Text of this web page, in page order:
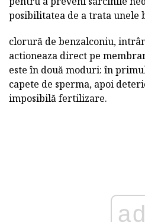
posibilitatea de a trata unele
clorură de benzalconiu,
actioneaza direct pe
este în două moduri: în
capete de sperma, apoi
imposibilă fertilizare.
ad